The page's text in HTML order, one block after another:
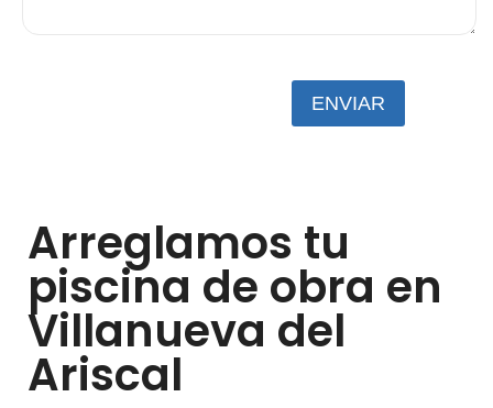
Arreglamos tu
piscina de obra en
Villanueva del
Ariscal